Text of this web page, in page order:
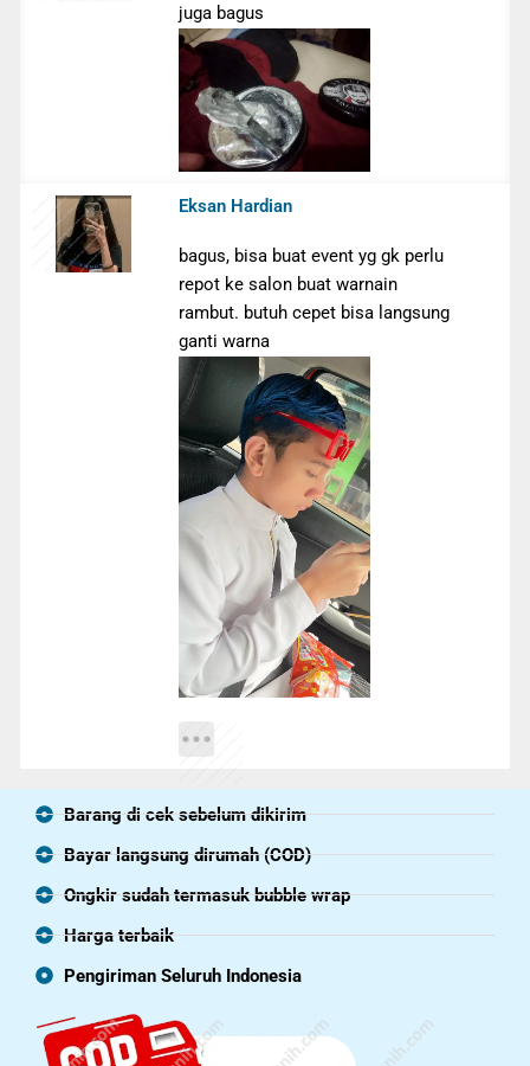
juga bagus
Eksan Hardian
bagus, bisa buat event yg gk perlu
repot ke salon buat warnain
rambut. butuh cepet bisa langsung
ganti warna
Barang di cek sebelum dikirim
Bayar langsung dirumah (COD)
Ongkir sudah termasuk bubble wrap
Harga terbaik
Pengiriman Seluruh Indonesia